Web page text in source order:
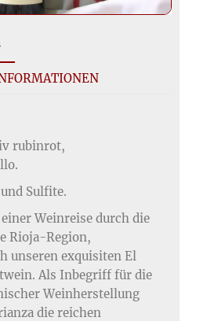
rubinrot,
Sulfite.
Weinreise durch die
Rioja-Region,
unseren exquisiten El
Als Inbegriff für die
Weinherstellung
die reichen